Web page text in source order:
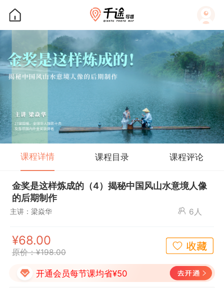
课程详情 课程目录 课程评论
金奖是这样炼成的（4）揭秘中国风山水意境人像
的后期制作
主讲：梁焱华 6人
¥68.00
原价：¥198.00
开通会员每节课均省¥50